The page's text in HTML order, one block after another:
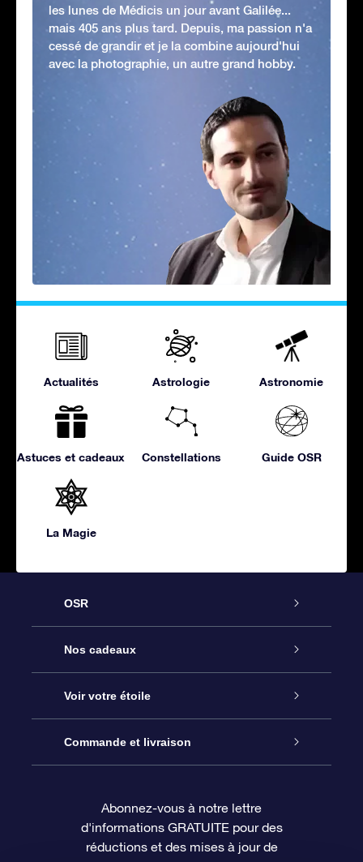
les lunes de Médicis un jour avant Galilée...
mais 405 ans plus tard. Depuis, ma passion n'a
cessé de grandir et je la combine aujourd'hui
avec la photographie, un autre grand hobby.
Actualités Astrologie Astronomie
Astuces et cadeaux Constellations Guide OSR
La Magie
OSR
Service
À propos de l’OSR
Nous contacter
Questions fréquemment posées
Nos cadeaux
Cadeau d’étoile en ligne
Coffret cadeau OSR
Carte cadeau OSR
Voir votre étoile
Registre des étoiles
Page d’accueil personnalisée
Commande et livraison
Informations de paiement
Abonnez-vous à notre lettre
d'informations GRATUITE pour des
réductions et des mises à jour de